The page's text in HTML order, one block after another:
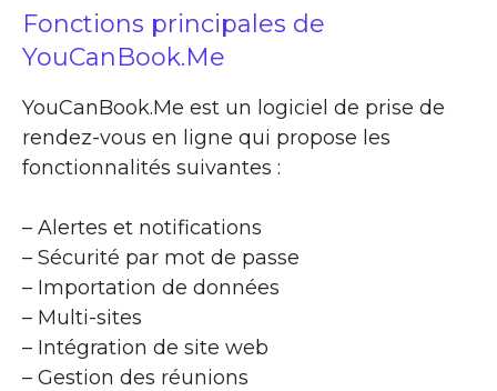
Fonctions principales de
YouCanBook.Me
YouCanBook.Me est un logiciel de prise de
rendez-vous en ligne qui propose les
fonctionnalités suivantes :
– Alertes et notifications
– Sécurité par mot de passe
– Importation de données
– Multi-sites
– Intégration de site web
– Gestion des réunions